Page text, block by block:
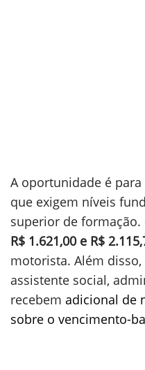
A oportunidade é
que exigem níveis
superior de
R$ 1.621,00 e R$
motorista. Além
assistente social,
recebem adicional de
sobre o vencimento-